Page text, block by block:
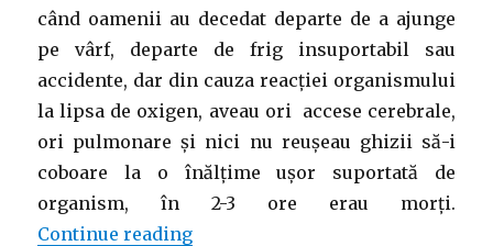
când oamenii au decedat departe de a ajunge
pe vârf, departe de frig insuportabil sau
accidente, dar din cauza reacției organismului
la lipsa de oxigen, aveau ori accese cerebrale,
ori pulmonare și nici nu reușeau ghizii să-i
coboare la o înălțime ușor suportată de
organism, în 2-3 ore erau morți.
Continue reading“Into thin air (Everest) de Jon